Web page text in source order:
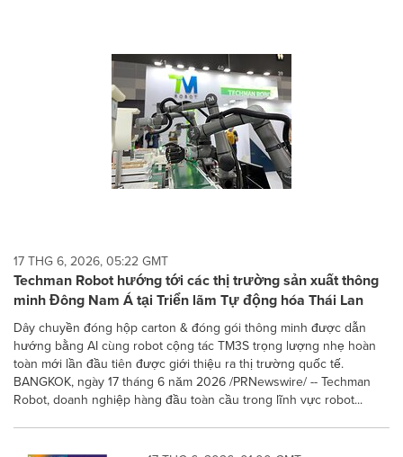
17 THG 6, 2026, 05:22 GMT
Techman Robot hướng tới các thị trường sản xuất thông
minh Đông Nam Á tại Triển lãm Tự động hóa Thái Lan
Dây chuyền đóng hộp carton & đóng gói thông minh được dẫn
hướng bằng AI cùng robot cộng tác TM3S trọng lượng nhẹ hoàn
toàn mới lần đầu tiên được giới thiệu ra thị trường quốc tế.
BANGKOK, ngày 17 tháng 6 năm 2026 /PRNewswire/ -- Techman
Robot, doanh nghiệp hàng đầu toàn cầu trong lĩnh vực robot...